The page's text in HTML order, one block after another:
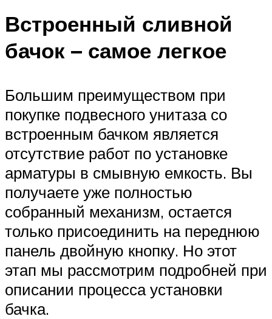
Встроенный сливной
бачок – самое легкое
Большим преимуществом при
покупке подвесного унитаза со
встроенным бачком является
отсутствие работ по установке
арматуры в смывную емкость. Вы
получаете уже полностью
собранный механизм, остается
только присоединить на переднюю
панель двойную кнопку. Но этот
этап мы рассмотрим подробней при
описании процесса установки
бачка.